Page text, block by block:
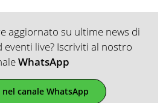
aggiornato su ultime news di
live? Iscriviti al nostro
WhatsApp
canale WhatsApp